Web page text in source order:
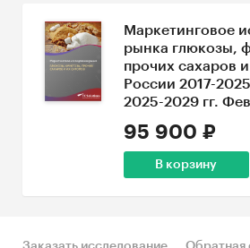
Маркетинговое
рынка глюкозы,
прочих сахаров
России 2017-
2025-2029 гг.
95 900 ₽
В корзину